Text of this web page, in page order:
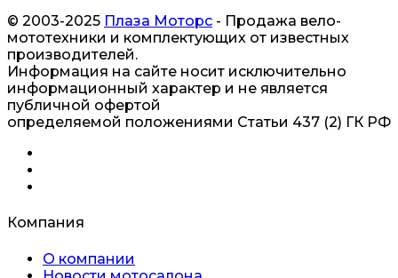
© 2003-2025 Плаза Моторс - Продажа вело-
мототехники и комплектующих от известных
производителей.
Информация на сайте носит исключительно
информационный характер и не является
публичной офертой
определяемой положениями Статьи 437 (2) ГК РФ
Компания
О компании